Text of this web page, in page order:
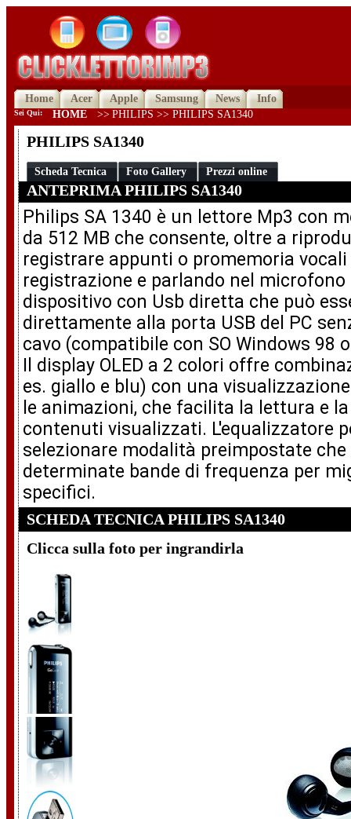
Home Acer Apple Samsung News Info
Sei Qui: HOME >> PHILIPS >> PHILIPS SA1340
PHILIPS SA1340
Scheda Tecnica Foto Gallery Prezzi online
ANTEPRIMA PHILIPS SA1340
Philips SA 1340 è un lettore Mp3 con
da 512 MB che consente, oltre a
registrare appunti o promemoria
registrazione e parlando nel
dispositivo con Usb diretta che può
direttamente alla porta USB del PC
cavo (compatibile con SO Windows 98
Il display OLED a 2 colori offre
es. giallo e blu) con una
le animazioni, che facilita la lettura e
contenuti visualizzati. L'equalizzatore
selezionare modalità preimpostate
determinate bande di frequenza per
specifici.
SCHEDA TECNICA PHILIPS SA1340
Clicca sulla foto per ingrandirla